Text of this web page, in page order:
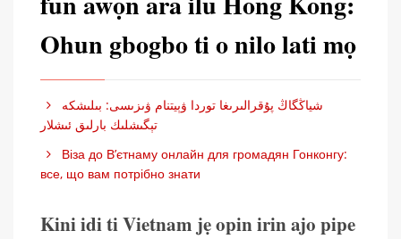
Ohun gbogbo ti o nilo lati mọ
تېگىشلىك بارلىق ئىشلار
Віза до В’єтнаму онлайн для громадян Гонконгу:
все, що вам потрібно знати
Kini idi ti Vietnam jẹ opin irin ajo pipe